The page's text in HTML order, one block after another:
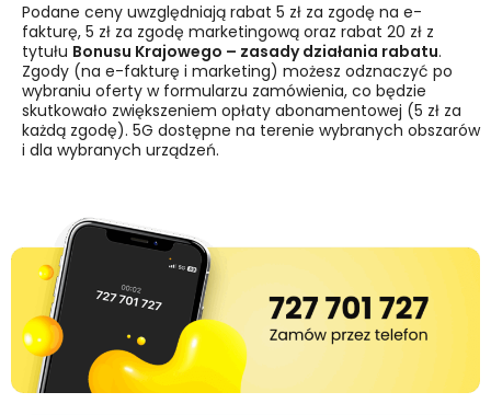
Podane ceny uwzględniają rabat 5 zł za zgodę na e-
fakturę, 5 zł za zgodę marketingową oraz rabat 20 zł z
tytułu Bonusu Krajowego – zasady działania rabatu.
Zgody (na e-fakturę i marketing) możesz odznaczyć po
wybraniu oferty w formularzu zamówienia, co będzie
skutkowało zwiększeniem opłaty abonamentowej (5 zł za
każdą zgodę). 5G dostępne na terenie wybranych obszarów
i dla wybranych urządzeń.